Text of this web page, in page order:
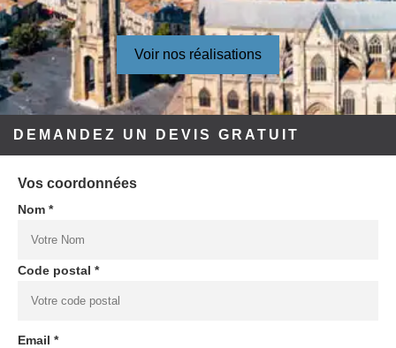
Voir nos réalisations
DEMANDEZ UN DEVIS GRATUIT
Vos coordonnées
Nom *
Code postal *
Email *